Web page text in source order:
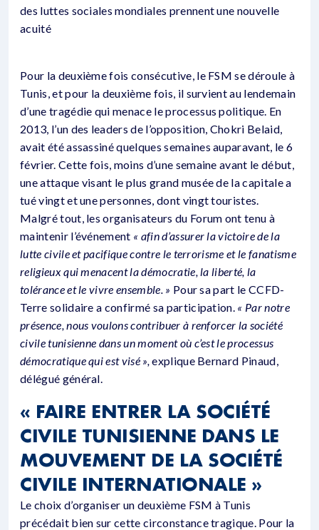
des luttes sociales mondiales prennent une nouvelle
acuité
Pour la deuxième fois consécutive, le FSM se déroule à
Tunis, et pour la deuxième fois, il survient au lendemain
d’une tragédie qui menace le processus politique. En
2013, l’un des leaders de l’opposition, Chokri Belaid,
avait été assassiné quelques semaines auparavant, le 6
février. Cette fois, moins d’une semaine avant le début,
une attaque visant le plus grand musée de la capitale a
tué vingt et une personnes, dont vingt touristes.
Malgré tout, les organisateurs du Forum ont tenu à
maintenir l’événement « afin d’assurer la victoire de la
lutte civile et pacifique contre le terrorisme et le fanatisme
religieux qui menacent la démocratie, la liberté, la
tolérance et le vivre ensemble. » Pour sa part le CCFD-
Terre solidaire a confirmé sa participation. « Par notre
présence, nous voulons contribuer à renforcer la société
civile tunisienne dans un moment où c’est le processus
démocratique qui est visé »,explique Bernard Pinaud,
délégué général.
« FAIRE ENTRER LA SOCIÉTÉ
CIVILE TUNISIENNE DANS LE
MOUVEMENT DE LA SOCIÉTÉ
CIVILE INTERNATIONALE »
Le choix d’organiser un deuxième FSM à Tunis
précédait bien sur cette circonstance tragique. Pour la